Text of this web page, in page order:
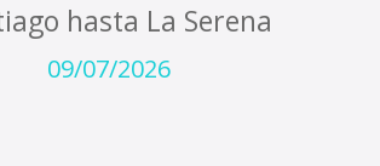
hasta La Serena
09/07/2026